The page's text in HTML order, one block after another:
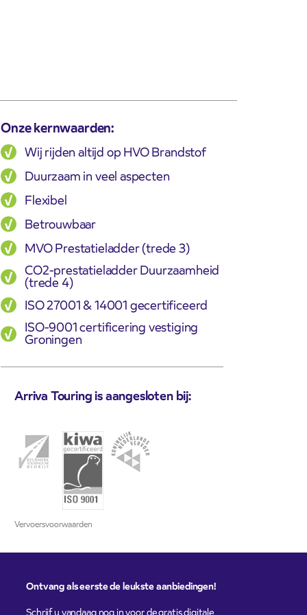
Onze kernwaarden:
Wij rijden altijd op HVO Brandstof
Duurzaam in veel aspecten
Flexibel
Betrouwbaar
MVO Prestatieladder (trede 3)
CO2-prestatieladder Duurzaamheid
(trede 4)
ISO 27001 & 14001 gecertificeerd
ISO-9001 certificering vestiging
Groningen
Arriva Touring is aangesloten bij:
Vervoersvoorwaarden
Ontvang als eerste de leukste aanbiedingen!
Schrijf u vandaag nog in voor de gratis digitale